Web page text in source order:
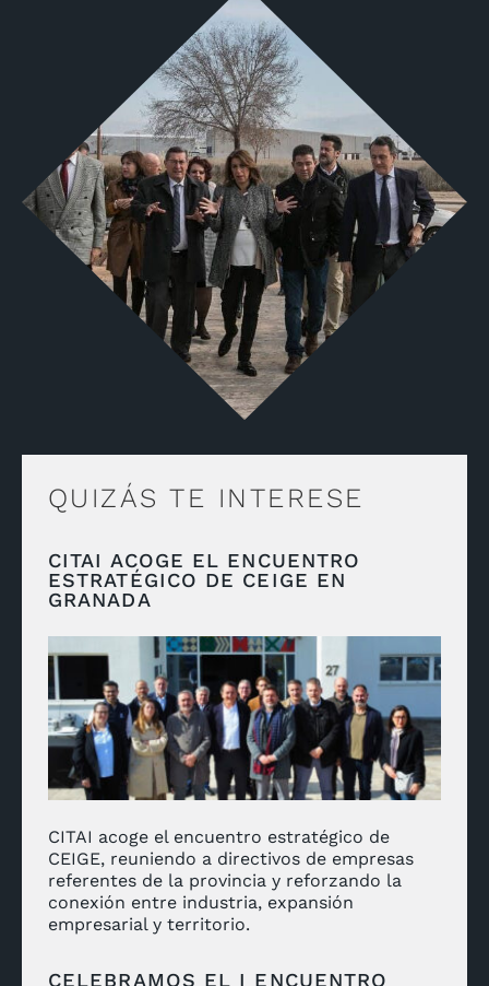
QUIZÁS TE INTERESE
CITAI ACOGE EL ENCUENTRO
ESTRATÉGICO DE CEIGE EN
GRANADA
CITAI acoge el encuentro estratégico de
CEIGE, reuniendo a directivos de empresas
referentes de la provincia y reforzando la
conexión entre industria, expansión
empresarial y territorio.
CELEBRAMOS EL I ENCUENTRO